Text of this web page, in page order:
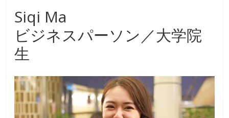
o
o
k
Siqi Ma
ビジネスパーソン／大学院
生